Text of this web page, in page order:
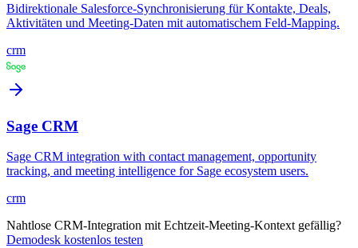
Bidirektionale Salesforce-Synchronisierung für Kontakte, Deals,
Aktivitäten und Meeting-Daten mit automatischem Feld-Mapping.
crm
Sage CRM
Sage CRM integration with contact management, opportunity
tracking, and meeting intelligence for Sage ecosystem users.
crm
Nahtlose CRM-Integration mit Echtzeit-Meeting-Kontext gefällig?
Demodesk kostenlos testen